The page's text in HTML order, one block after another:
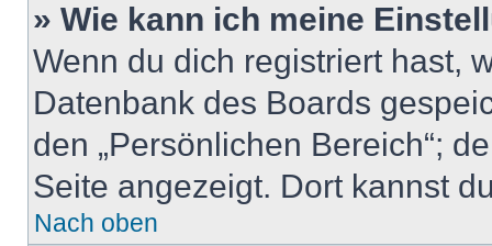
» Wie kann ich meine
Wenn du dich registriert hast,
Datenbank des Boards
den „Persönlichen Bereich“;
Seite angezeigt. Dort kannst
Nach oben